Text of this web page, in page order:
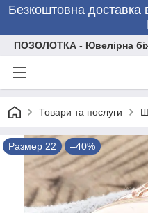
Безкоштовна доставка
ПОЗОЛОТКА - Ювелірна
Товари та послуги
Размер 22 –40%